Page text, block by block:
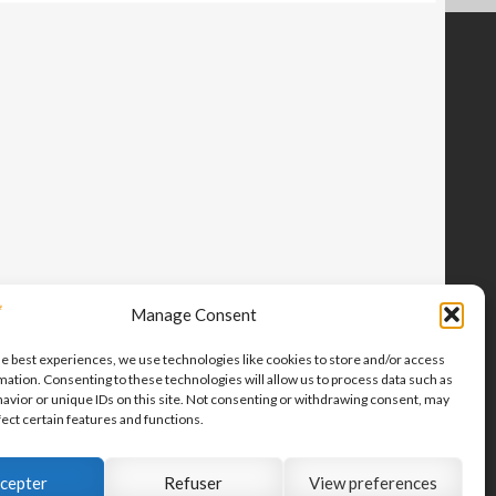
Manage Consent
best experiences, we use technologies like cookies to store and/or access
Consenting to these technologies will allow us to process data such as
or unique IDs on this site. Not consenting or withdrawing consent, may
certain features and functions.
Refuser View preferences